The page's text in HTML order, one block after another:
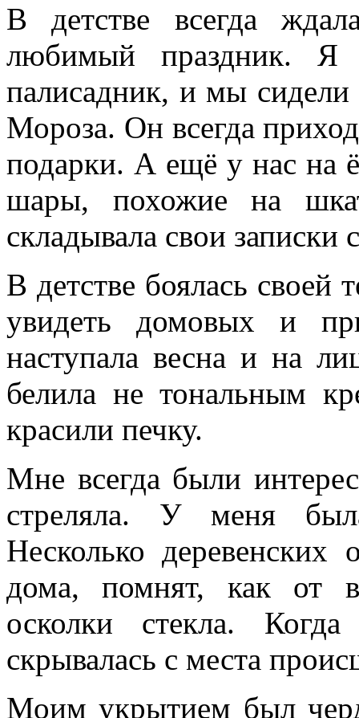
В детстве всегда
любимый праздник. Я
палисадник, и мы
Мороза. Он всегда
подарки. А ещё у нас на
шары, похожие на
складывала свои
В детстве боялась
увидеть домовых и
наступала весна и на
белила не тональным
красили печку.
Мне всегда были
стреляла. У меня
Несколько
дома, помнят, как от
осколки стекла.
скрывалась с места
Моим укрытием был